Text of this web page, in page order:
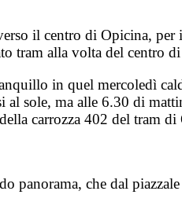
il centro di Opicina,
tram alla volta del centro di
in quel mercoledì
al sole, ma alle 6.30 di
carrozza 402 del tram di
che dal